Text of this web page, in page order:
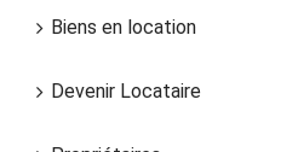
Biens en location
Devenir Locataire